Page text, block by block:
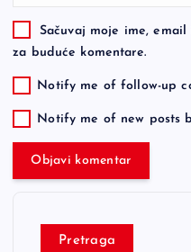
Sačuvaj moje ime,
za buduće komentare.
Notify me of follow-up
Notify me of new posts
Pretraga